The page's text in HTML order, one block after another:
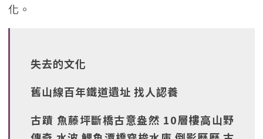
化。
失去的文化
舊山線百年鐵道遺址 找人認養
古蹟 魚藤坪斷橋古意盎然 10層樓高山野